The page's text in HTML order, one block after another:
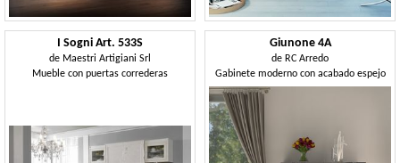
I Sogni Art. 533S
de Maestri Artigiani Srl
Mueble con puertas correderas
Giunone 4A
de RC Arredo
Gabinete moderno con acabado espejo